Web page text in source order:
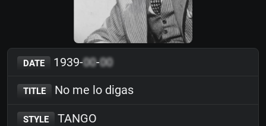
DATE 1939-00-00
TITLE No me lo digas
STYLE TANGO